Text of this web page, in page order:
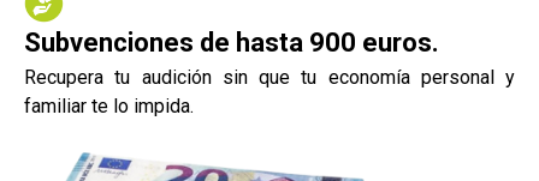
Subvenciones de hasta 900 euros.
Recupera tu audición sin que tu economía personal y
familiar te lo impida.